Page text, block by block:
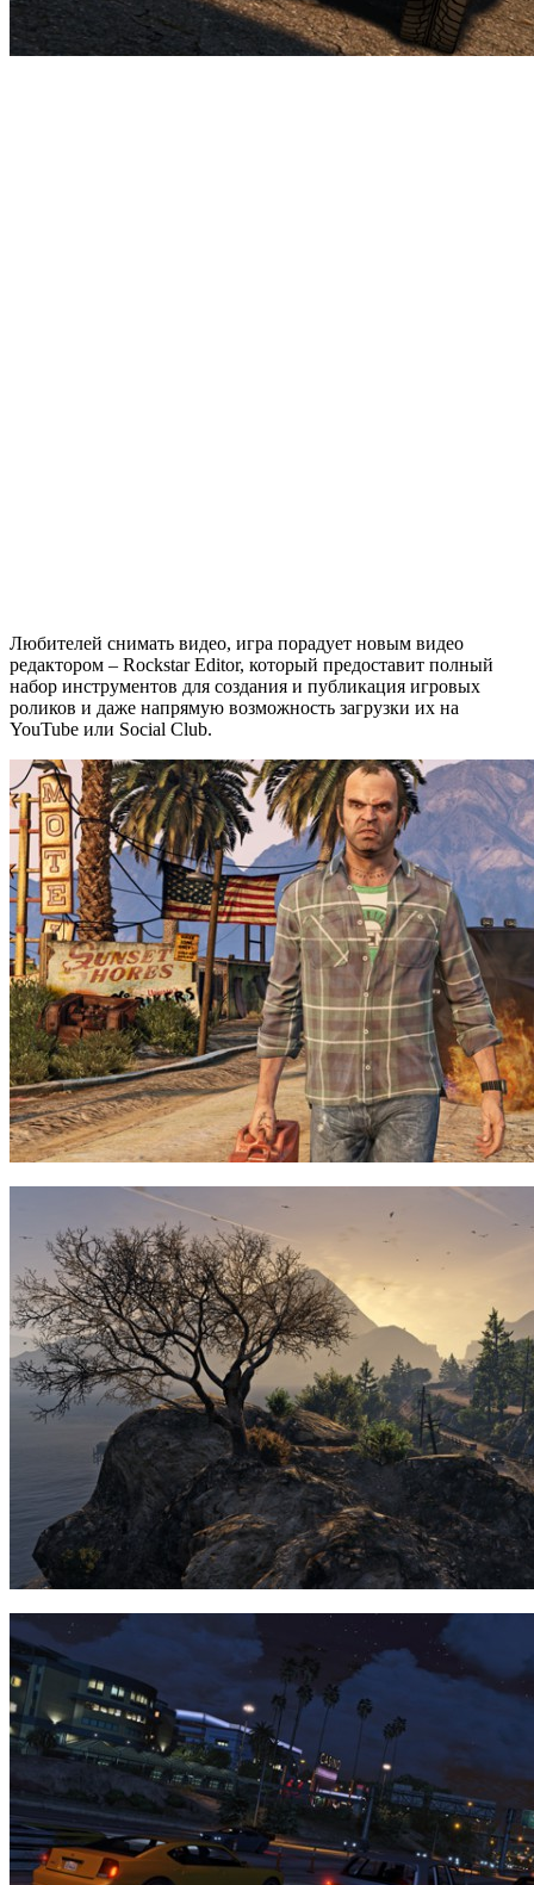
Любителей снимать видео, игра порадует новым видео
редактором – Rockstar Editor, который предоставит полный
набор инструментов для создания и публикация игровых
роликов и даже напрямую возможность загрузки их на
YouTube или Social Club.